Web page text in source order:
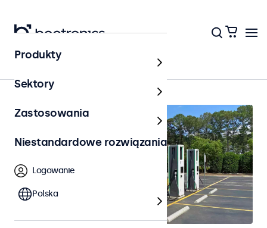
Strona główna
Produkty
Sektory
Zastosowania
Niestandardowe rozwiązania
Logowanie
Polska